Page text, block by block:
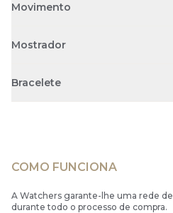
Movimento
Mostrador
Bracelete
COMO FUNCIONA
A Watchers garante-lhe uma rede
durante todo o processo de compra.